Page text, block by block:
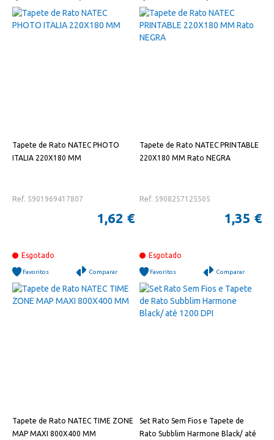
Tapete de Rato NATEC PHOTO
ITALIA 220X180 MM
Ref. 5901969417807
1,62 €
Esgotado
Favoritos Comparar
Tapete de Rato NATEC PRINTABLE
220X180 MM Rato NEGRA
Ref. 5908257125505
1,35 €
Esgotado
Favoritos Comparar
Tapete de Rato NATEC TIME ZONE
MAP MAXI 800X400 MM
Set Rato Sem Fios e Tapete de
Rato Subblim Harmone Black/ até